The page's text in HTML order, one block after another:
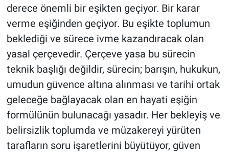
derece önemli bir eşikten geçiyor. Bir karar
verme eşiğinden geçiyor. Bu eşikte toplumun
beklediği ve sürece ivme kazandıracak olan
yasal çerçevedir. Çerçeve yasa bu sürecin
teknik başlığı değildir, sürecin; barışın, hukukun,
umudun güvence altına alınması ve tarihi ortak
geleceğe bağlayacak olan en hayati eşiğin
formülünün bulunacağı yasadır. Her bekleyiş ve
belirsizlik toplumda ve müzakereyi yürüten
tarafların soru işaretlerini büyütüyor, güven